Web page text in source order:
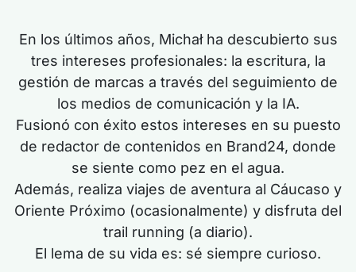
En los últimos años, Michał ha descubierto sus
tres intereses profesionales: la escritura, la
gestión de marcas a través del seguimiento de
los medios de comunicación y la IA.
Fusionó con éxito estos intereses en su puesto
de redactor de contenidos en Brand24, donde
se siente como pez en el agua.
Además, realiza viajes de aventura al Cáucaso y
Oriente Próximo (ocasionalmente) y disfruta del
trail running (a diario).
El lema de su vida es: sé siempre curioso.